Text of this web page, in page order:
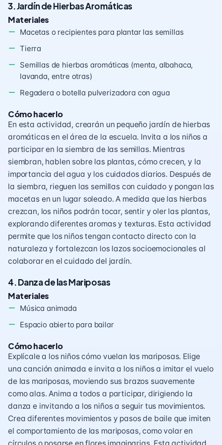
3. Jardín de Hierbas Aromáticas
Materiales
Macetas o recipientes para plantar las semillas
Tierra
Semillas de hierbas aromáticas (menta, albahaca,
lavanda, entre otras)
Regadera o botella pulverizadora con agua
Cómo hacerlo
En esta actividad, crearán un pequeño jardín de hierbas
aromáticas en el área de la escuela. Invita a los niños a
participar en la siembra de las semillas. Mientras
siembran, hablen sobre las plantas, cómo crecen, y la
importancia del agua y los cuidados diarios. Después de
la siembra, rieguen las semillas con cuidado y pongan las
macetas en un lugar soleado. A medida que las hierbas
crezcan, los niños podrán tocar, sentir y oler las plantas,
explorando diferentes aromas y texturas. Esta actividad
permite que los niños tengan contacto directo con la
naturaleza y fortalezcan los lazos socioemocionales al
colaborar en el cuidado del jardín.
4. Danza de las Mariposas
Materiales
Música animada
Espacio abierto para bailar
Cómo hacerlo
Explícale a los niños cómo vuelan las mariposas. Elige
una canción animada e invita a los niños a imitar el vuelo
de las mariposas, moviendo sus brazos suavemente
como alas. Anima a todos a participar, dirigiendo la
danza e invitando a los niños a seguir tus movimientos.
Crea diferentes movimientos y pasos de baile que imiten
el comportamiento de las mariposas, como volar en